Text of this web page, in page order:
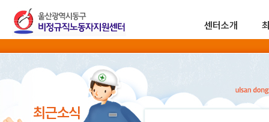
센터소개
최근소식